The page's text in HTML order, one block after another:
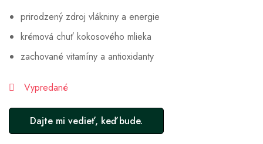
prirodzený zdroj vlákniny a energie
krémová chuť kokosového mlieka
zachované vitamíny a antioxidanty
Vypredané